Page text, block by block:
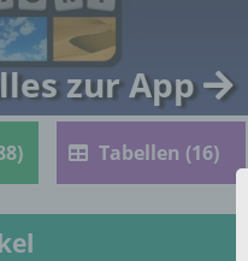
zur App
Tabellen (16)